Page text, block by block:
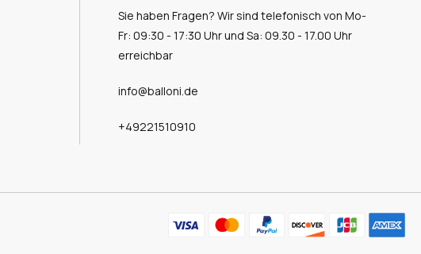
Sie haben Fragen? Wir sind telefonisch von Mo-
Fr: 09:30 - 17:30 Uhr und Sa: 09.30 - 17.00 Uhr
erreichbar
info@balloni.de
+49221510910